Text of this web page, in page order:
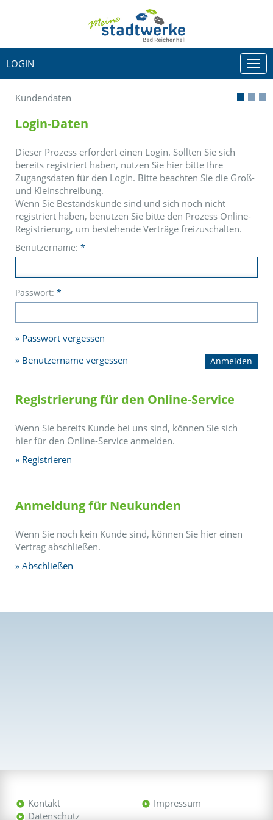
LOGIN
Kundendaten
Login-Daten
Dieser Prozess erfordert einen Login. Sollten Sie sich
bereits registriert haben, nutzen Sie hier bitte Ihre
Zugangsdaten für den Login. Bitte beachten Sie die Groß-
und Kleinschreibung.
Wenn Sie Bestandskunde sind und sich noch nicht
registriert haben, benutzen Sie bitte den Prozess Online-
Registrierung, um bestehende Verträge freizuschalten.
Benutzername: *
Passwort: *
Passwort vergessen
Benutzername vergessen
Registrierung für den Online-Service
Wenn Sie bereits Kunde bei uns sind, können Sie sich
hier für den Online-Service anmelden.
Registrieren
Anmeldung für Neukunden
Wenn Sie noch kein Kunde sind, können Sie hier einen
Vertrag abschließen.
Abschließen
Kontakt
Impressum
Datenschutz